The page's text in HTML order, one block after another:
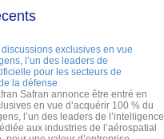
exclusives en vue
l’un des leaders de
pour les secteurs de
la défense
Safran annonce être entré en
en vue d’acquérir 100 % du
l’un des leaders de l’intelligence
aux industries de l’aérospatial